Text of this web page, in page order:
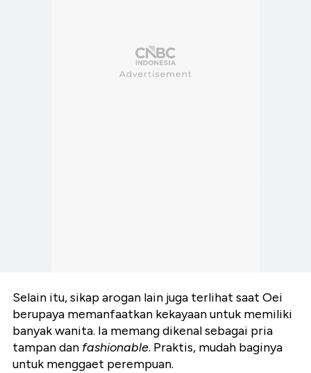
Selain itu, sikap arogan lain juga terlihat saat Oei
berupaya memanfaatkan kekayaan untuk memiliki
banyak wanita. Ia memang dikenal sebagai pria
tampan dan fashionable. Praktis, mudah baginya
untuk menggaet perempuan.